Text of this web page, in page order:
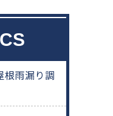
雨漏り調